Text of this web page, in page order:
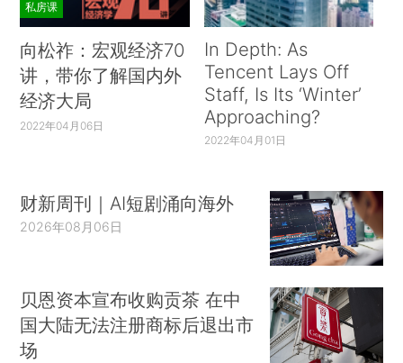
私房课
向松祚：宏观经济70
讲，带你了解国内外
经济大局
2022年04月06日
In Depth: As
Tencent Lays Off
Staff, Is Its ‘Winter’
Approaching?
2022年04月01日
财新周刊｜AI短剧涌向海外
2026年08月06日
贝恩资本宣布收购贡茶 在中
国大陆无法注册商标后退出市
场